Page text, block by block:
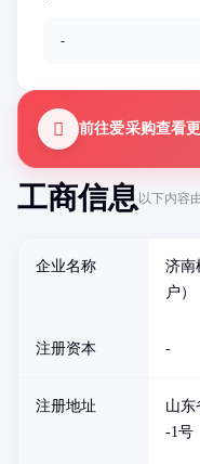
工商信息以下内容
企业名称
济南
户）
注册资本 -
注册地址
山东
-1号
-
前往爱采购查看